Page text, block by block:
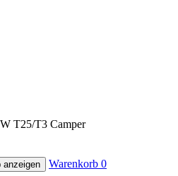
T25/T3 Camper
anzeigen Warenkorb 0